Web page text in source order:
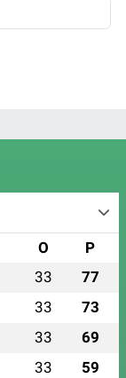
O P
33 77
33 73
33 69
33 59